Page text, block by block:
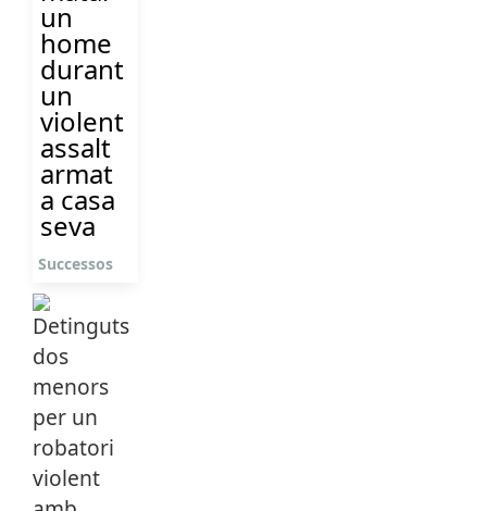
un
home
durant
un
violent
assalt
armat
a casa
seva
Successos